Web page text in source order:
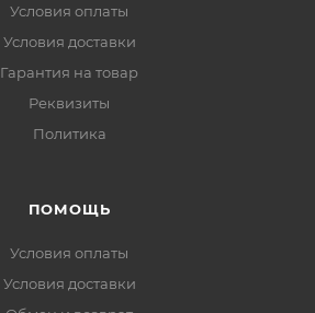
Условия оплаты
Условия доставки
Гарантия на товар
Реквизиты
Политика
ПОМОЩЬ
Условия оплаты
Условия доставки